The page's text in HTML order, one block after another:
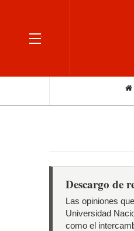
OFF CANVAS
Descargo de
Las opiniones
Universidad
como el